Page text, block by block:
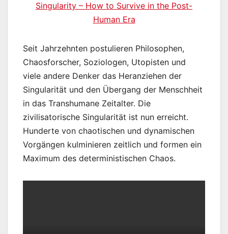
Singularity – How to Survive in the Post-
Human Era
Seit Jahrzehnten postulieren Philosophen,
Chaosforscher, Soziologen, Utopisten und
viele andere Denker das Heranziehen der
Singularität und den Übergang der Menschheit
in das Transhumane Zeitalter. Die
zivilisatorische Singularität ist nun erreicht.
Hunderte von chaotischen und dynamischen
Vorgängen kulminieren zeitlich und formen ein
Maximum des deterministischen Chaos.